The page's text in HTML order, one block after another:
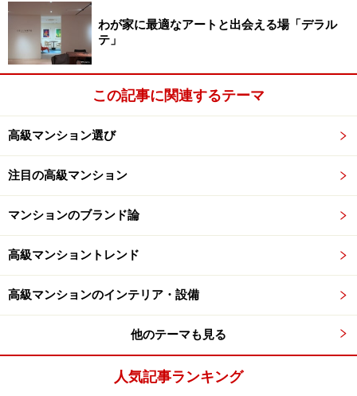
については日進月歩で、例えば「自動運転車両」は世界
各国で法整備の準備に入っているという。安全で渋滞の
起きにくい（＝移動時間の正確性が向上する）交通手段
は間違いなく利用価値が上がるだろう。
グ。訪日外国人も3000万人に限りなく近づいているだろ
う。つまり、東京に訪れる外国人の起点となる羽田の重
要度が高まり、国内の鉄道起点が東京から品川にも分散
している可能性も否定できない。人の流れが、経済の動
線が、大きく変化していることが十分想定できる。都心
の真ん中が移動すれば、自ずと利便の強弱も変わるだろ
う。
江戸時代、町はどのように形成されてきた
わが家に最適なアートと出会える場「デラル
テ」
この記事に関連するテーマ
高級マンション選び
注目の高級マンション
マンションのブランド論
高級マンショントレンド
高級マンションのインテリア・設備
他のテーマも見る
人気記事ランキング